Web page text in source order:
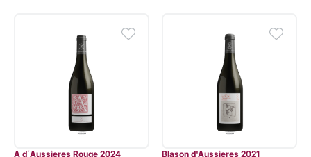
A d´Aussieres Rouge 2024 Blason d'Aussieres 2021